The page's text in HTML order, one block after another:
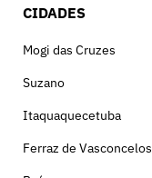
CIDADES
Mogi das Cruzes
Suzano
Itaquaquecetuba
Ferraz de Vasconcelos